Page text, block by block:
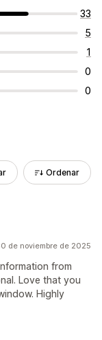
33
5
1
0
0
Ordenar
de noviembre de 2025
from
Love that you
Highly